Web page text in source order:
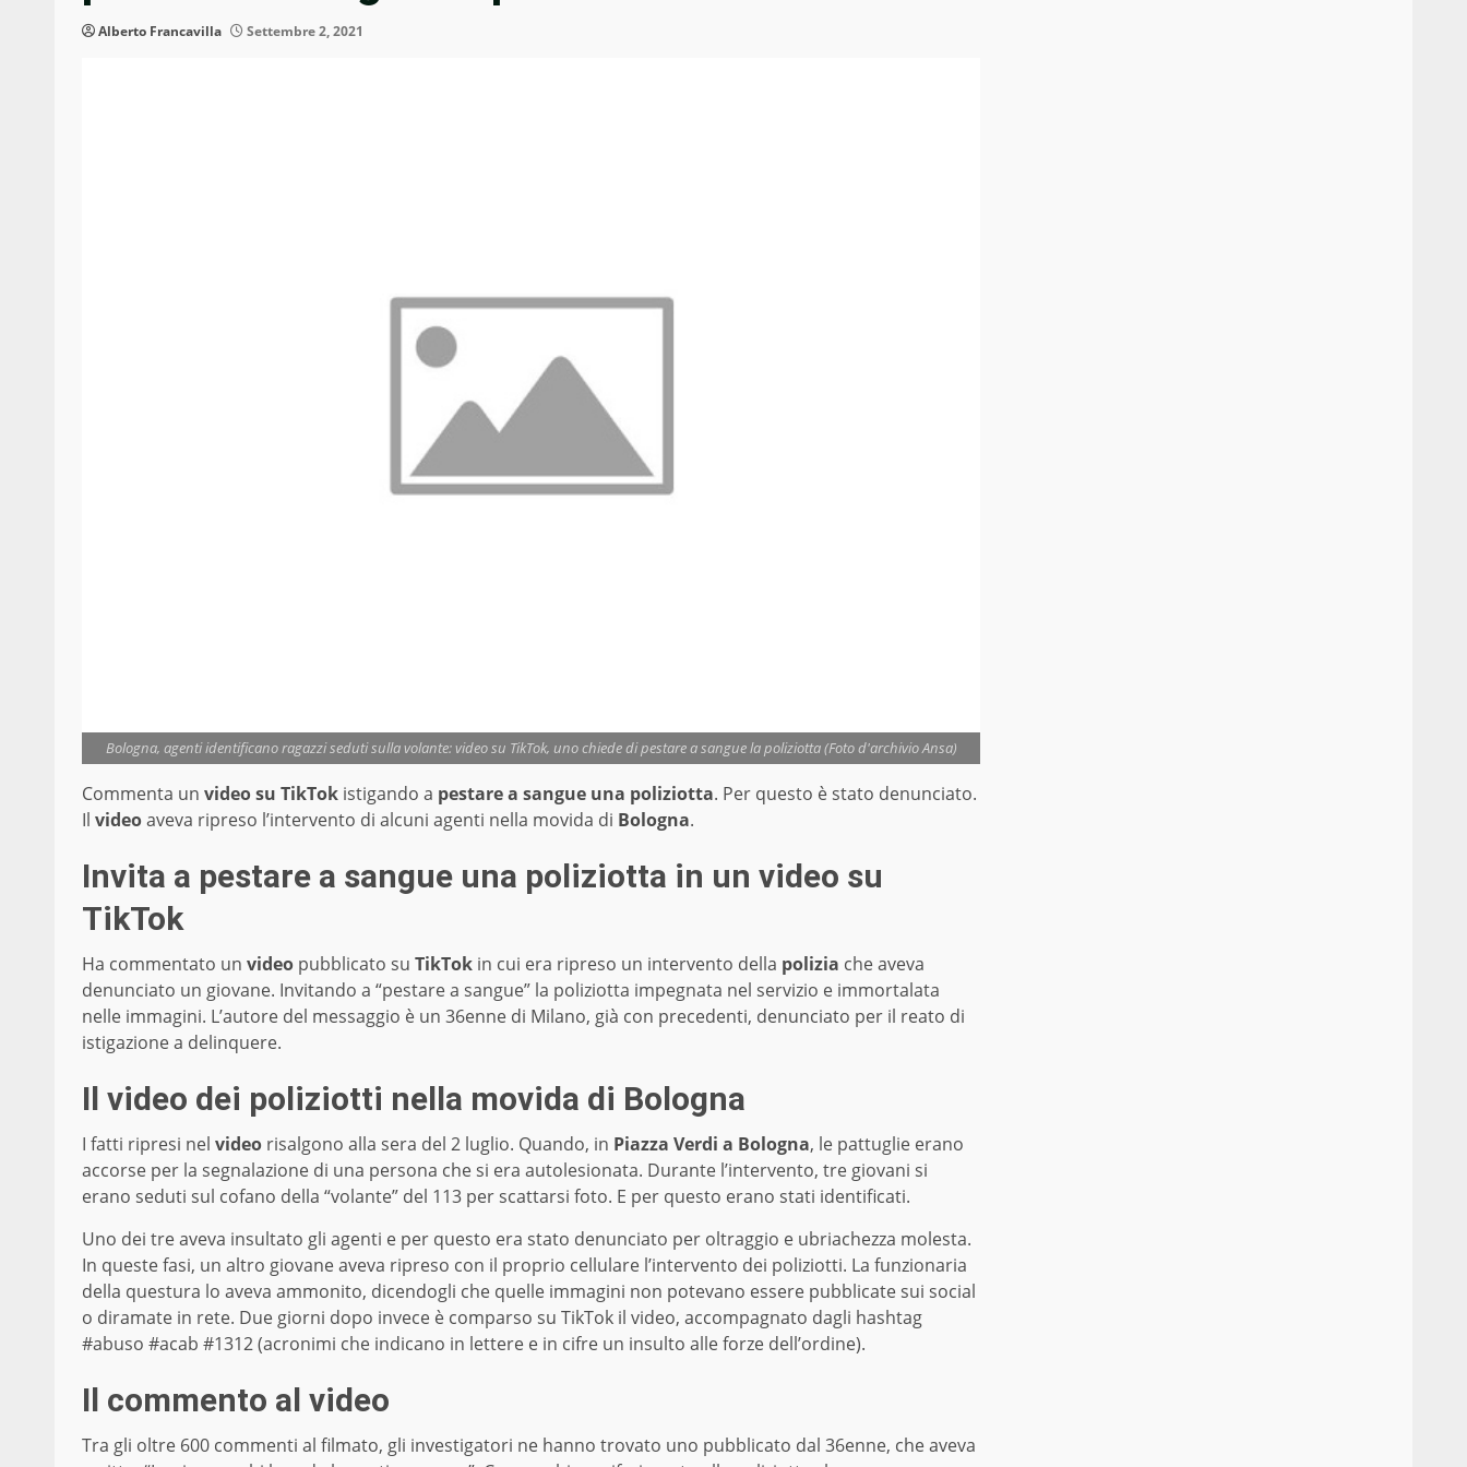
Alberto Francavilla Settembre 2, 2021
Bologna, agenti identificano ragazzi seduti sulla volante: video su TikTok, uno chiede di pestare a sangue la poliziotta (Foto d'archivio Ansa)
Commenta un video su TikTok istigando a pestare a sangue una poliziotta. Per questo è stato denunciato.
Il videoaveva ripreso l’intervento di alcuni agenti nella movida di Bologna.
Invita a pestare a sangue una poliziotta in un video su
TikTok
Ha commentato un video pubblicato su TikTok in cui era ripreso un intervento della polizia che aveva
denunciato un giovane. Invitando a “pestare a sangue” la poliziotta impegnata nel servizio e immortalata
nelle immagini. L’autore del messaggio è un 36enne di Milano, già con precedenti, denunciato per il reato di
istigazione a delinquere.
Il video dei poliziotti nella movida di Bologna
I fatti ripresi nel video risalgono alla sera del 2 luglio. Quando, in Piazza Verdi a Bologna, le pattuglie erano
accorse per la segnalazione di una persona che si era autolesionata. Durante l’intervento, tre giovani si
erano seduti sul cofano della “volante” del 113 per scattarsi foto. E per questo erano stati identificati.
Uno dei tre aveva insultato gli agenti e per questo era stato denunciato per oltraggio e ubriachezza molesta.
In queste fasi, un altro giovane aveva ripreso con il proprio cellulare l’intervento dei poliziotti. La funzionaria
della questura lo aveva ammonito, dicendogli che quelle immagini non potevano essere pubblicate sui social
o diramate in rete. Due giorni dopo invece è comparso su TikTok il video, accompagnato dagli hashtag
#abuso #acab #1312 (acronimi che indicano in lettere e in cifre un insulto alle forze dell’ordine).
Il commento al video
Tra gli oltre 600 commenti al filmato, gli investigatori ne hanno trovato uno pubblicato dal 36enne, che aveva